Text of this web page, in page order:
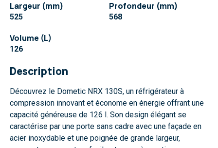
Largeur (mm)
525
Profondeur (mm)
568
Volume (L)
126
Description
Découvrez le Dometic NRX 130S, un réfrigérateur à
compression innovant et économe en énergie offrant une
capacité généreuse de 126 l. Son design élégant se
caractérise par une porte sans cadre avec une façade en
acier inoxydable et une poignée de grande largeur,